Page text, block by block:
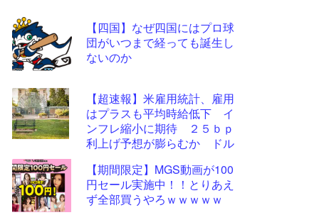
【四国】なぜ四国にはプロ球
団がいつまで経っても誕生し
ないのか
【超速報】米雇用統計、雇用
はプラスも平均時給低下 イ
ンフレ縮小に期待 ２５ｂｐ
利上げ予想が膨らむか ドル
かに円高
【期間限定】MGS動画が100
円セール実施中！！とりあえ
ず全部買うやろｗｗｗｗｗ